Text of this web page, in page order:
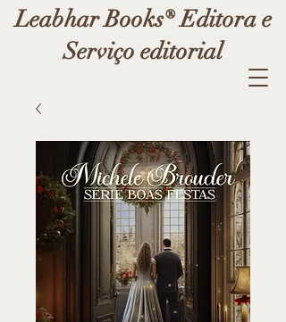
Leabhar Books® Editora e
Serviço editorial